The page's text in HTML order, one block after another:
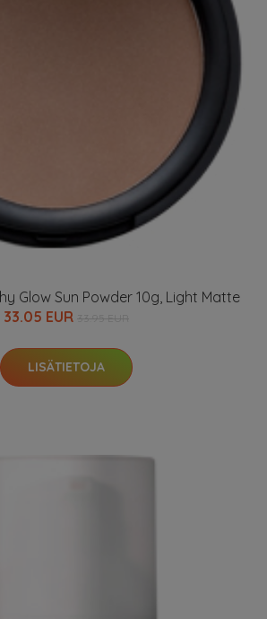
Glow Sun Powder 10g, Light Matte
33.05 EUR
LISÄTIETOJA